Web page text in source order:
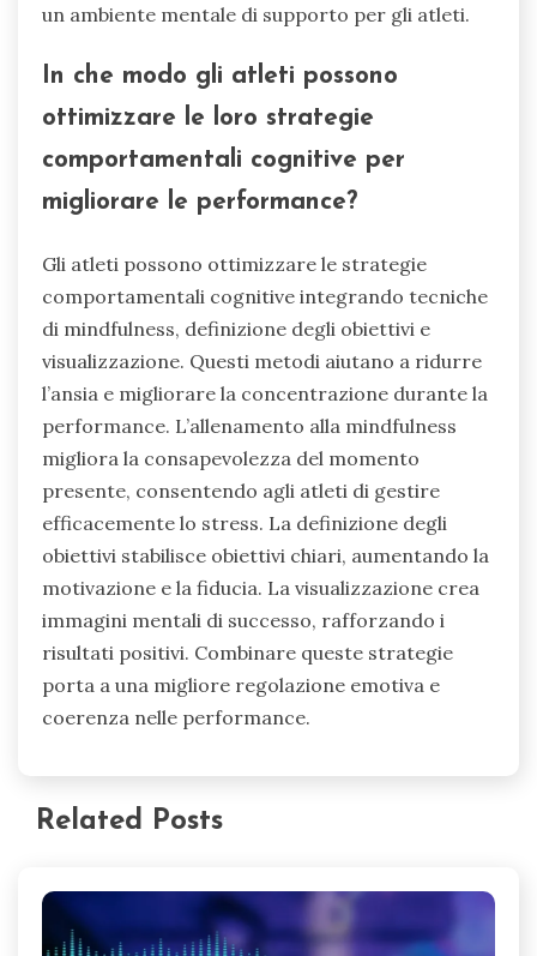
un ambiente mentale di supporto per gli atleti.
In che modo gli atleti possono
ottimizzare le loro strategie
comportamentali cognitive per
migliorare le performance?
Gli atleti possono ottimizzare le strategie
comportamentali cognitive integrando tecniche
di mindfulness, definizione degli obiettivi e
visualizzazione. Questi metodi aiutano a ridurre
l’ansia e migliorare la concentrazione durante la
performance. L’allenamento alla mindfulness
migliora la consapevolezza del momento
presente, consentendo agli atleti di gestire
efficacemente lo stress. La definizione degli
obiettivi stabilisce obiettivi chiari, aumentando la
motivazione e la fiducia. La visualizzazione crea
immagini mentali di successo, rafforzando i
risultati positivi. Combinare queste strategie
porta a una migliore regolazione emotiva e
coerenza nelle performance.
Related Posts